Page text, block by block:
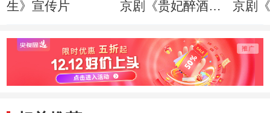
生》宣传片
京剧《贵妃醉酒》
京剧